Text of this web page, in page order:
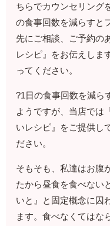
ちらでカウンセリング
の食事回数を減らすと
先にご相談、ご予約の
レシピ』をお伝えしま
ってください。
?1日の食事回数を減ら
ようですが、当店では
いレシピ』をご提供し
ださい。
そもそも、私達はお腹
たから昼食を食べない
いと』と固定概念に囚
ます。食べなくてはな